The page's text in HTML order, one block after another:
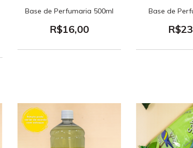
Base de Perfumaria 500ml
R$16,00
Base de